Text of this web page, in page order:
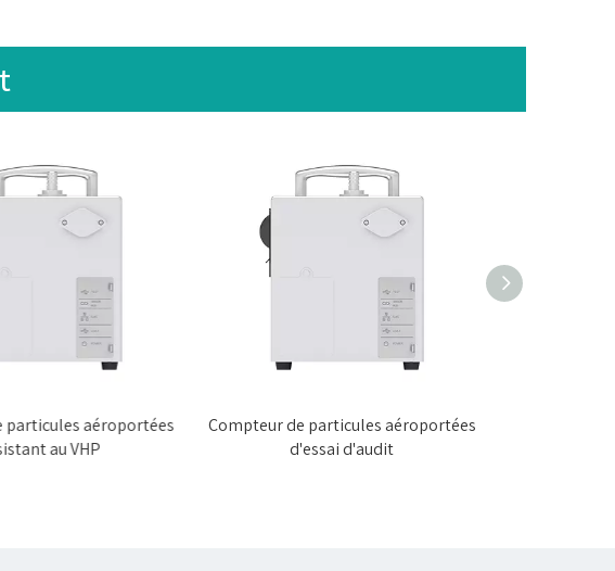
particules aéroportées
au VHP
Compteur de particules aéroportées
d'essai d'audit